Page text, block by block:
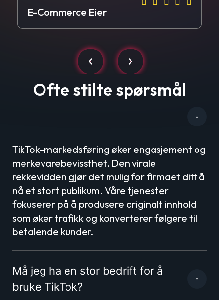
    
E-Commerce Eier
Ofte stilte spørsmål
TikTok-markedsføring øker engasjement og
merkevarebevissthet. Den virale
rekkevidden gjør det mulig for firmaet ditt å
nå et stort publikum. Våre tjenester
fokuserer på å produsere originalt innhold
som øker trafikk og konverterer følgere til
betalende kunder.
Må jeg ha en stor bedrift for å
bruke TikTok?